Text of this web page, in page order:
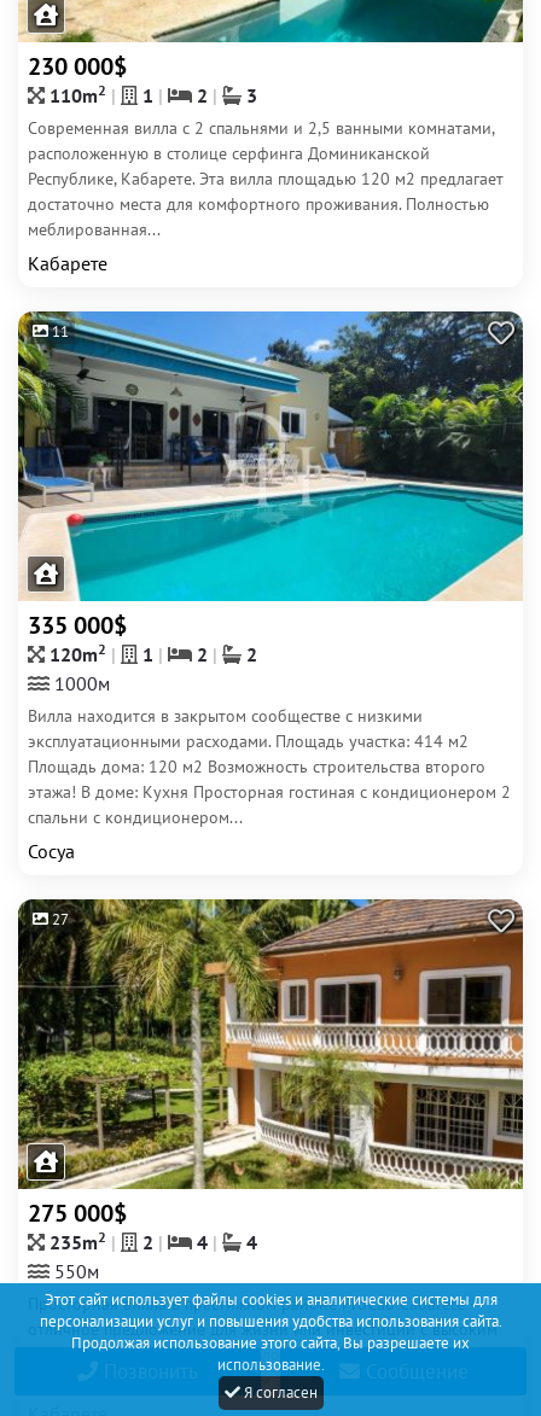
Этот сайт использует файлы cookies и аналитические системы для
персонализации услуг и повышения удобства использования сайта.
Продолжая использование этого сайта, Вы разрешаете их
использование.
Я согласен
230 000$
110m2 1 2 3
Современная вилла с 2 спальнями и 2,5 ванными комнатами,
расположенную в столице серфинга Доминиканской
Республике, Кабарете. Эта вилла площадью 120 м2 предлагает
достаточно места для комфортного проживания. Полностью
меблированная...
Кабарете
11
335 000$
120m2 1 2
2
1000м
Вилла находится в закрытом сообществе с низкими
эксплуатационными расходами. Площадь участка: 414 м2
Площадь дома: 120 м2 Возможность строительства второго
этажа! В доме: Кухня Просторная гостиная с кондиционером 2
спальни с кондиционером...
Сосуа
27
275 000$
235m2 2 4
4
550м
Просторная вилла в престижном районе ProCab Cabarete —
отличное предложение для жизни или инвестиции с высоким
потенциалом аренды. Общая площадь виллы составляет 235
м², участок — 886 м². На первом этаже расположены две...
Позвонить Сообщение